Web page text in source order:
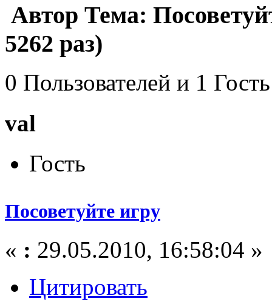
Автор Тема:
5262 раз)
0 Пользователей и 1
val
Гость
Посоветуйте игру
« : 29.05.2010, 16:58:04 »
Цитировать